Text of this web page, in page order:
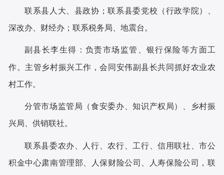
联系县人大、县政协；联系县委党校（行政学院）、
深改办、财经办；联系税务局、地震台。
副县长李生得：负责市场监管、银行保险等方面工
作。主管乡村振兴工作，会同安伟副县长共同抓好农业农
村工作。
分管市场监管局（食安委办、知识产权局）、乡村振
兴局、供销联社。
联系县委农办、人行、农行、工行、信用联社、市公
积金中心肃南管理部、人保财险公司、人寿保险公司，联